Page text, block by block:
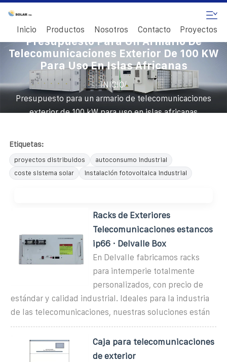
Inicio Productos Nosotros Contacto Proyectos
Presupuesto Para Un Armario De
Telecomunicaciones Exterior De 100 KW
Para Uso En Islas Africanas
INICIO/
Presupuesto para un armario de telecomunicaciones
exterior de 100 kW para uso en islas africanas
Etiquetas:
proyectos distribuidos
autoconsumo industrial
coste sistema solar
instalación fotovoltaica industrial
Racks de Exteriores
Telecomunicaciones estancos
ip66 · Delvalle Box
En Delvalle fabricamos racks
para intemperie totalmente
personalizados, con precio de
estándar y calidad industrial. Ideales para la industria
de las telecomunicaciones, nuestras soluciones están
Caja para telecomunicaciones
de exterior